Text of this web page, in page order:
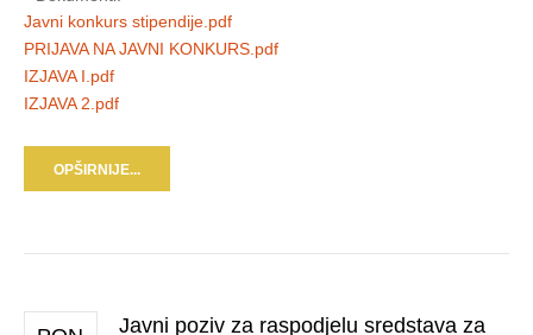
Javni konkurs stipendije.pdf
PRIJAVA NA JAVNI KONKURS.pdf
IZJAVA I.pdf
IZJAVA 2.pdf
OPŠIRNIJE...
Javni poziv za raspodjelu sredstava za